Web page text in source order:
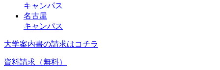
キャンパス
名古屋
キャンパス
大学案内書の請求はコチラ
資料請求（無料）